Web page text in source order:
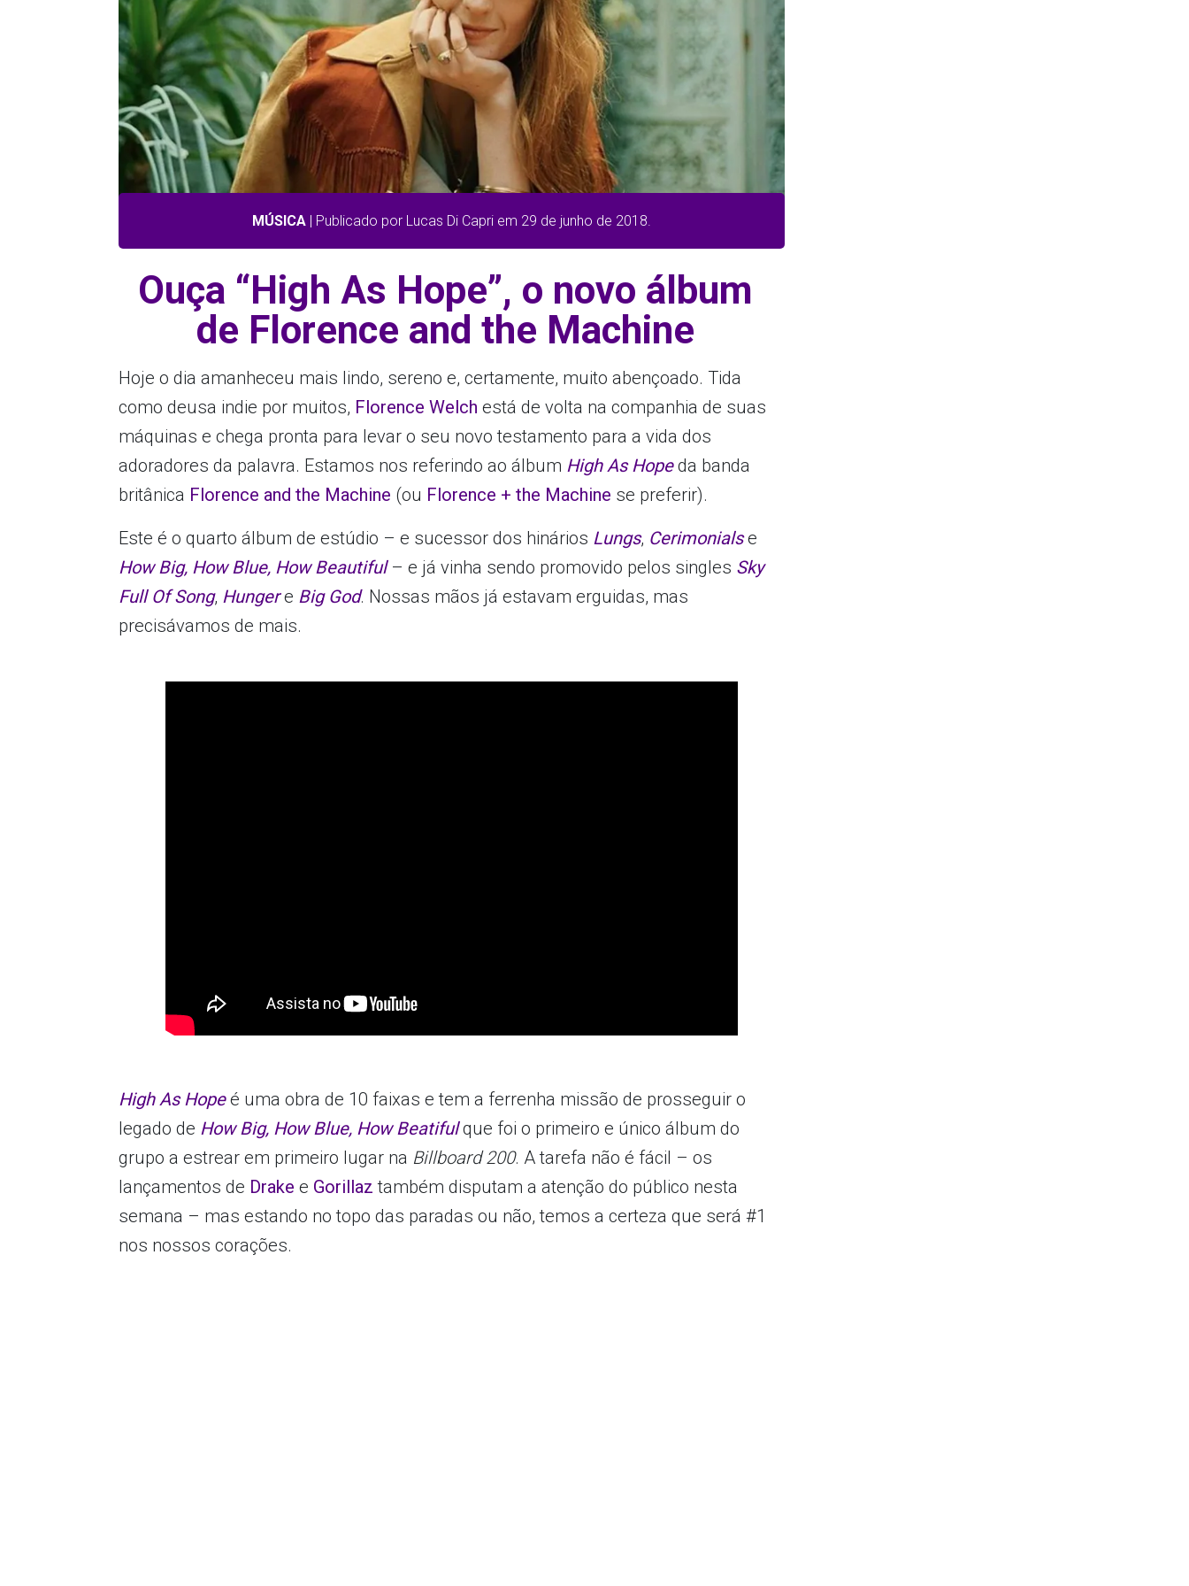
MÚSICA | Publicado por Lucas Di Capri em 29 de junho de 2018.
Ouça “High As Hope”, o novo álbum
de Florence and the Machine
Hoje o dia amanheceu mais lindo, sereno e, certamente, muito abençoado. Tida
como deusa indie por muitos, Florence Welch está de volta na companhia de suas
máquinas e chega pronta para levar o seu novo testamento para a vida dos
adoradores da palavra. Estamos nos referindo ao álbum High As Hope da banda
britânica Florence and the Machine (ou Florence + the Machine se preferir).
Este é o quarto álbum de estúdio – e sucessor dos hinários Lungs, Cerimonials e
How Big, How Blue, How Beautiful – e já vinha sendo promovido pelos singles Sky
Full Of Song, Hungere Big God. Nossas mãos já estavam erguidas, mas
precisávamos de mais.
High As Hopeé uma obra de 10 faixas e tem a ferrenha missão de prosseguir o
legado de How Big, How Blue, How Beatifulque foi o primeiro e único álbum do
grupo a estrear em primeiro lugar na Billboard 200. A tarefa não é fácil – os
lançamentos de Drake e Gorillaz também disputam a atenção do público nesta
semana – mas estando no topo das paradas ou não, temos a certeza que será #1
nos nossos corações.